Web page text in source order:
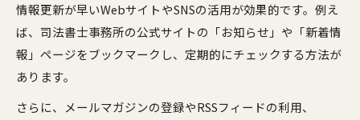
情報更新が早いWebサイトやSNSの活用が効果的です。例え
ば、司法書士事務所の公式サイトの「お知らせ」や「新着情
報」ページをブックマークし、定期的にチェックする方法が
あります。
さらに、メールマガジンの登録やRSSフィードの利用、